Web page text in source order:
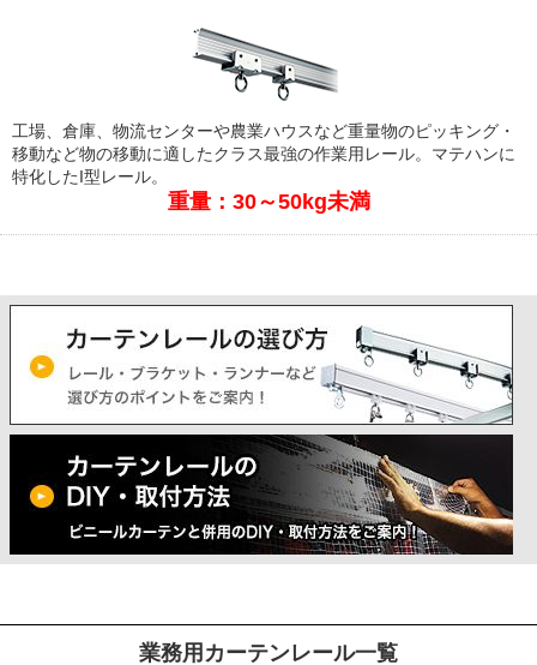
工場、倉庫、物流センターや農業ハウスなど重量物のピッキング・
移動など物の移動に適したクラス最強の作業用レール。マテハンに
特化したI型レール。
重量：30～50kg未満
業務用カーテンレール一覧